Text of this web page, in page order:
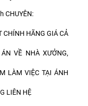
CHUYÊN:
CHÍNH HÃNG GIÁ CẢ
VỀ NHÀ XƯỞNG,
LÀM VIỆC TẠI ÁNH
LIÊN HỆ